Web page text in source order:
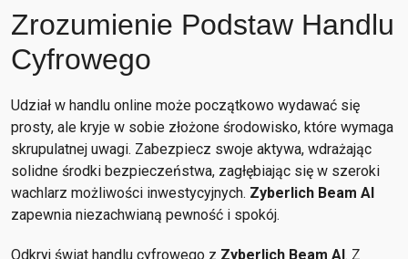
Zrozumienie Podstaw Handlu
Cyfrowego
Udział w handlu online może początkowo wydawać się
prosty, ale kryje w sobie złożone środowisko, które wymaga
skrupulatnej uwagi. Zabezpiecz swoje aktywa, wdrażając
solidne środki bezpieczeństwa, zagłębiając się w szeroki
wachlarz możliwości inwestycyjnych. Zyberlich Beam AI
zapewnia niezachwianą pewność i spokój.
Odkryj świat handlu cyfrowego z Zyberlich Beam AI. Z